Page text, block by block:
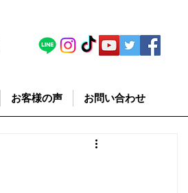
お客様の声 お問い合わせ